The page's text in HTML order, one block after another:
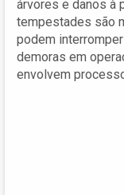
árvores e danos à
tempestades são
podem
demoras em
envolvem